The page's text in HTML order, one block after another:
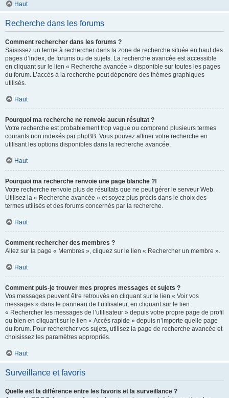
Haut
Recherche dans les forums
Comment rechercher dans les forums ?
Saisissez un terme à rechercher dans la zone de recherche située en haut des
pages d’index, de forums ou de sujets. La recherche avancée est accessible
en cliquant sur le lien « Recherche avancée » disponible sur toutes les pages
du forum. L’accès à la recherche peut dépendre des thèmes graphiques
utilisés.
Haut
Pourquoi ma recherche ne renvoie aucun résultat ?
Votre recherche est probablement trop vague ou comprend plusieurs termes
courants non indexés par phpBB. Vous pouvez affiner votre recherche en
utilisant les options disponibles dans la recherche avancée.
Haut
Pourquoi ma recherche renvoie une page blanche ?!
Votre recherche renvoie plus de résultats que ne peut gérer le serveur Web.
Utilisez la « Recherche avancée » et soyez plus précis dans le choix des
termes utilisés et des forums concernés par la recherche.
Haut
Comment rechercher des membres ?
Allez sur la page « Membres », cliquez sur le lien « Rechercher un membre ».
Haut
Comment puis-je trouver mes propres messages et sujets ?
Vos messages peuvent être retrouvés en cliquant sur le lien « Voir vos
messages » dans le panneau de l’utilisateur, en cliquant sur le lien
« Rechercher les messages de l’utilisateur » depuis votre propre page de profil
ou bien en cliquant sur le lien « Accès rapide » depuis n’importe quelle page
du forum. Pour rechercher vos sujets, utilisez la page de recherche avancée et
choisissez les paramètres appropriés.
Haut
Surveillance et favoris
Quelle est la différence entre les favoris et la surveillance ?